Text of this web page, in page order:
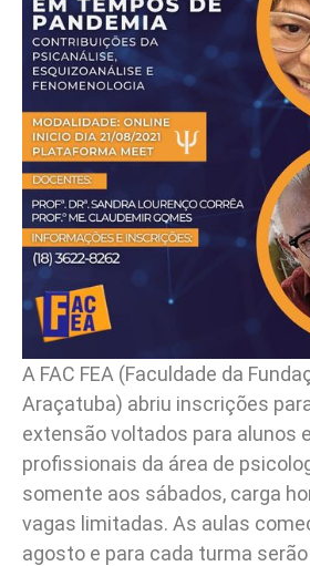
A FAC FEA (Faculdade da
Araçatuba) abriu inscrições
extensão voltados para alunos
profissionais da área de
somente aos sábados, carga
vagas limitadas. As aulas
agosto e para cada turma